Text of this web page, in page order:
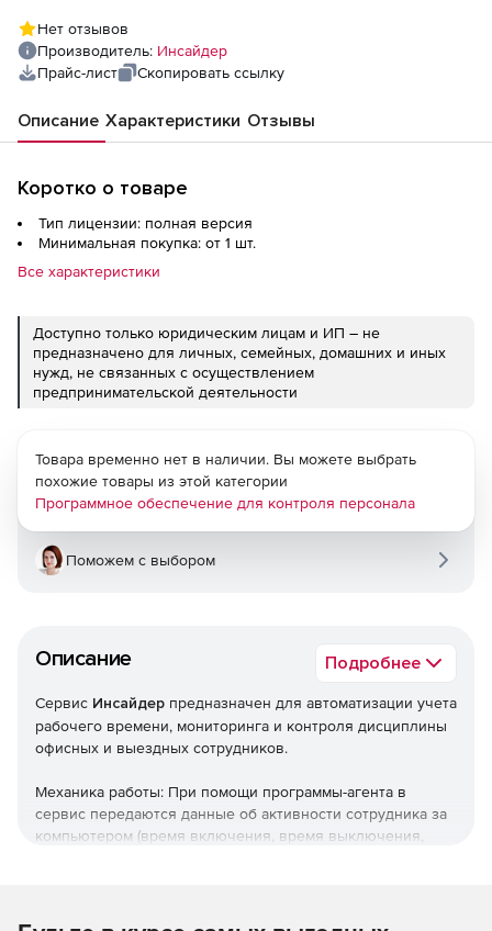
Нет отзывов
Производитель: Инсайдер
Прайс-лист
Скопировать ссылку
Описание Характеристики Отзывы
Коротко о товаре
Тип лицензии: полная версия
Минимальная покупка: от 1 шт.
Все характеристики
Доступно только юридическим лицам и ИП – не
предназначено для личных, семейных, домашних и иных
нужд, не связанных с осуществлением
предпринимательской деятельности
Описание Подробнее
Сервис Инсайдер предназначен для автоматизации учета
рабочего времени, мониторинга и контроля дисциплины
офисных и выездных сотрудников.
Механика работы: При помощи программы-агента в
сервис передаются данные об активности сотрудника за
компьютером (время включения, время выключения,
Товара временно нет в наличии. Вы можете выбрать
похожие товары из этой категории
Программное обеспечение для контроля персонала
Поможем с выбором